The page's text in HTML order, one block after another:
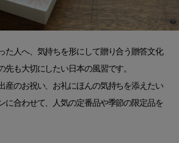
た人へ、気持ちを形にして贈り合う贈答文化
先も大切にしたい日本の風習です。
産のお祝い、お礼にほんの気持ちを添えたい
に合わせて、人気の定番品や季節の限定品を